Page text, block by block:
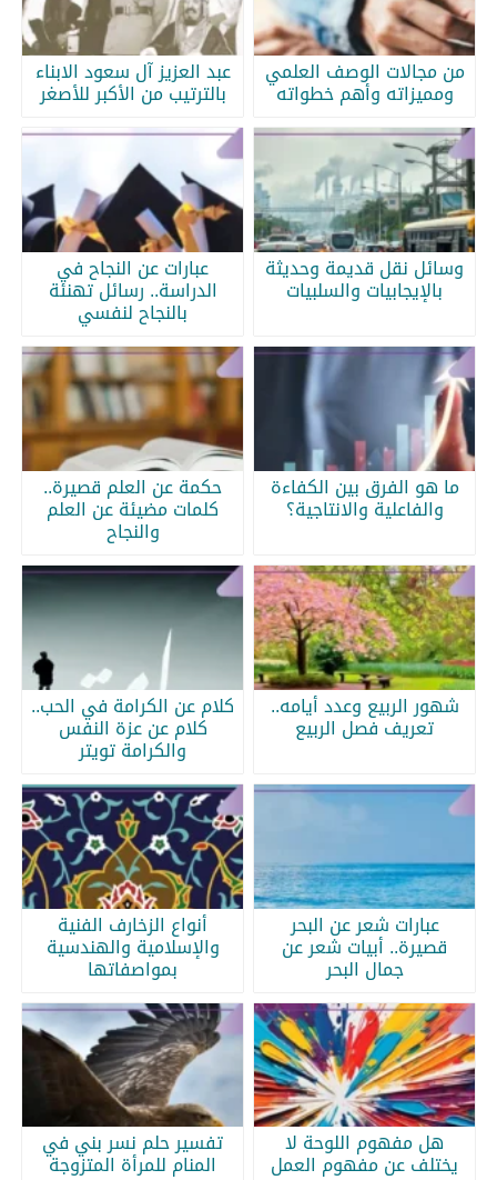
من مجالات الوصف العلمي
ومميزاته وأهم خطواته
عبد العزيز آل سعود الابناء
بالترتيب من الأكبر للأصغر
وسائل نقل قديمة وحديثة
بالإيجابيات والسلبيات
عبارات عن النجاح في
الدراسة.. رسائل تهنئة
بالنجاح لنفسي
ما هو الفرق بين الكفاءة
والفاعلية والانتاجية؟
حكمة عن العلم قصيرة..
كلمات مضيئة عن العلم
والنجاح
شهور الربيع وعدد أيامه..
تعريف فصل الربيع
كلام عن الكرامة في الحب..
كلام عن عزة النفس
والكرامة تويتر
عبارات شعر عن البحر
قصيرة.. أبيات شعر عن
جمال البحر
أنواع الزخارف الفنية
والإسلامية والهندسية
بمواصفاتها
هل مفهوم اللوحة لا
يختلف عن مفهوم العمل
تفسير حلم نسر بني في
المنام للمرأة المتزوجة